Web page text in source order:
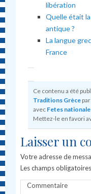
libération
Quelle était
antique ?
La langue
France
Ce contenu a été
Traditions Grèce par
avec Fetes
Mettez-le en favori
Laisser un
Votre adresse de
Les champs
Commentaire